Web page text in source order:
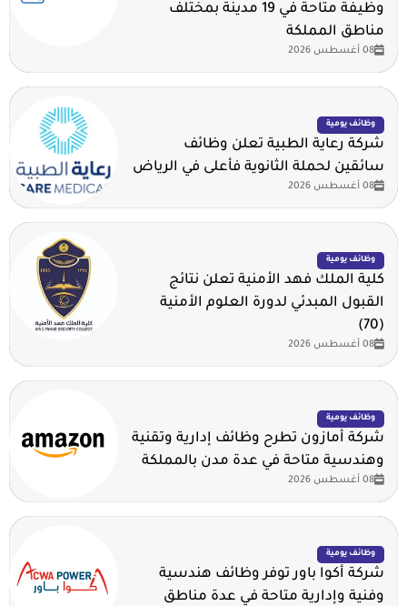
وظيفة متاحة في 19 مدينة بمختلف
مناطق المملكة
08 أغسطس 2026
وظائف يومية
شركة رعاية الطبية تعلن وظائف
سائقين لحملة الثانوية فأعلى في الرياض
08 أغسطس 2026
وظائف يومية
كلية الملك فهد الأمنية تعلن نتائج
القبول المبدئي لدورة العلوم الأمنية
(70)
08 أغسطس 2026
وظائف يومية
شركة أمازون تطرح وظائف إدارية وتقنية
وهندسية متاحة في عدة مدن بالمملكة
08 أغسطس 2026
وظائف يومية
شركة أكوا باور توفر وظائف هندسية
وفنية وإدارية متاحة في عدة مناطق